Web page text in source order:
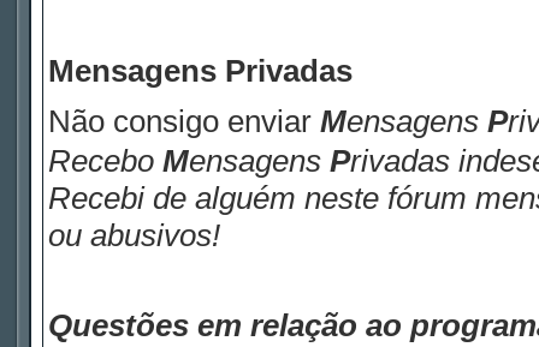
Mensagens Privadas
Não consigo enviar Mensagens P
Recebo Mensagens Privadas
Recebi de alguém neste fórum
ou abusivos!
Questões em relação ao